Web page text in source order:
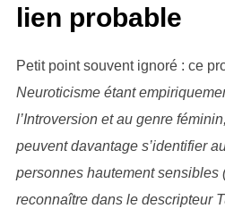
lien probable
Petit point souvent ignoré : ce
Neuroticisme étant
l’Introversion et au genre
peuvent davantage s’identifier
personnes hautement sensibles
reconnaître dans le descripteur